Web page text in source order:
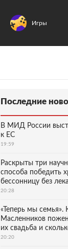
Игры
Последние
В МИД России
к ЕС
19:59
Раскрыты три
способа победить
бессонницу без
20:28
«Теперь мы семья».
Масленников
их свадьба и
20:20